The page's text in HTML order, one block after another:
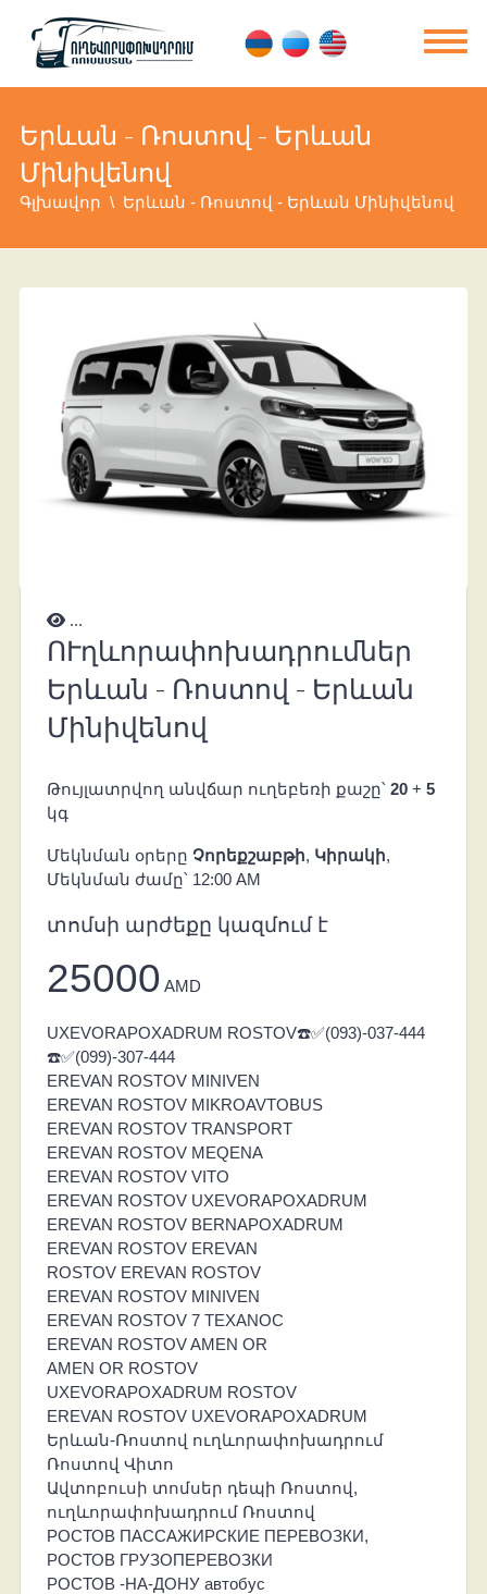
Երևան - Ռոստով - Երևան
Մինիվենով
Գլխավոր Երևան - Ռոստով - Երևան Մինիվենով
...
ՈՒղևորափոխադրումներ
Երևան - Ռոստով - Երևան
Մինիվենով
Թույլատրվող անվճար ուղեբեռի քաշը՝ 20+ 5
կգ
Մեկնման օրերը Չորեքշաբթի, Կիրակի,
Մեկնման ժամը՝ 12:00 AM
տոմսի արժեքը կազմում է
25000 AMD
UXEVORAPOXADRUM ROSTOV☎️✅(093)-037-444
☎️✅(099)-307-444
EREVAN ROSTOV MINIVEN
EREVAN ROSTOV MIKROAVTOBUS
EREVAN ROSTOV TRANSPORT
EREVAN ROSTOV MEQENA
EREVAN ROSTOV VITO
EREVAN ROSTOV UXEVORAPOXADRUM
EREVAN ROSTOV BERNAPOXADRUM
EREVAN ROSTOV EREVAN
ROSTOV EREVAN ROSTOV
EREVAN ROSTOV MINIVEN
EREVAN ROSTOV 7 TEXANOC
EREVAN ROSTOV AMEN OR
AMEN OR ROSTOV
UXEVORAPOXADRUM ROSTOV
EREVAN ROSTOV UXEVORAPOXADRUM
Երևան-Ռոստով ուղևորափոխադրում
Ռոստով Վիտո
Ավտոբուսի տոմսեր դեպի Ռոստով,
ուղևորափոխադրում Ռոստով
РОСТОВ ПАССАЖИРСКИЕ ПЕРЕВОЗКИ,
РОСТОВ ГРУЗОПЕРЕВОЗКИ
РОСТОВ -НА-ДОНУ автобус